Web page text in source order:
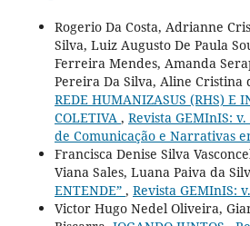
Rogerio Da Costa, Adrianne
Silva, Luiz Augusto De Paula
Ferreira Mendes, Amanda
Pereira Da Silva, Aline Cristina
REDE HUMANIZASUS (RHS) E
COLETIVA , Revista GEMInIS:
de Comunicação e Narrativas
Francisca Denise Silva
Viana Sales, Luana Paiva da
ENTENDE” , Revista GEMInIS:
Victor Hugo Nedel Oliveira,